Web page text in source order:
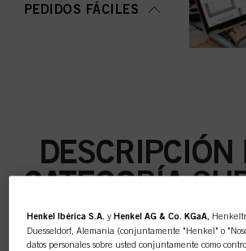
PEDIDOS FÁCILES
DESCRIPCIÓN
CATEGORÍA
Henkel Ibérica S.A. yHenkel AG & Co. KGaA,
Duesseldorf, Alemania (conjuntamente "Henkel" o
datos personales sobre usted conjuntamente como